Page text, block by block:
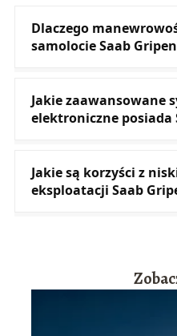
Dlaczego
samolocie Saab
Jakie zaawansowane
elektroniczne posiada
Jakie są korzyści z
eksploatacji Saab